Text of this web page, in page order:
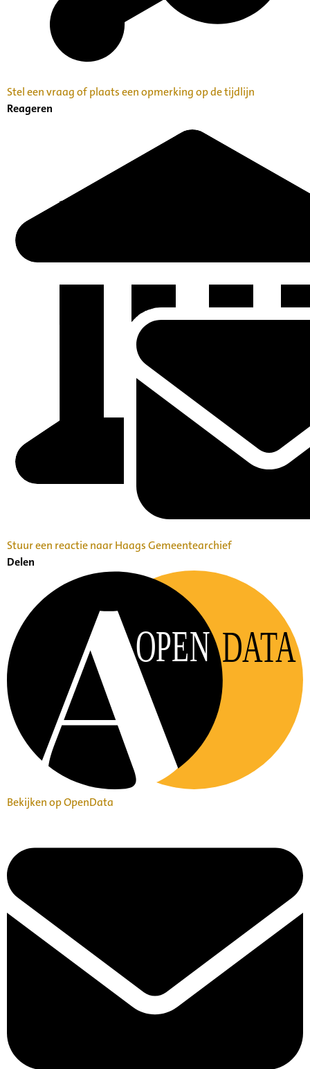
Stel een vraag of plaats een opmerking op de tijdlijn
Reageren
Stuur een reactie naar Haags Gemeentearchief
Delen
OPEN DATA
Bekijken op OpenData